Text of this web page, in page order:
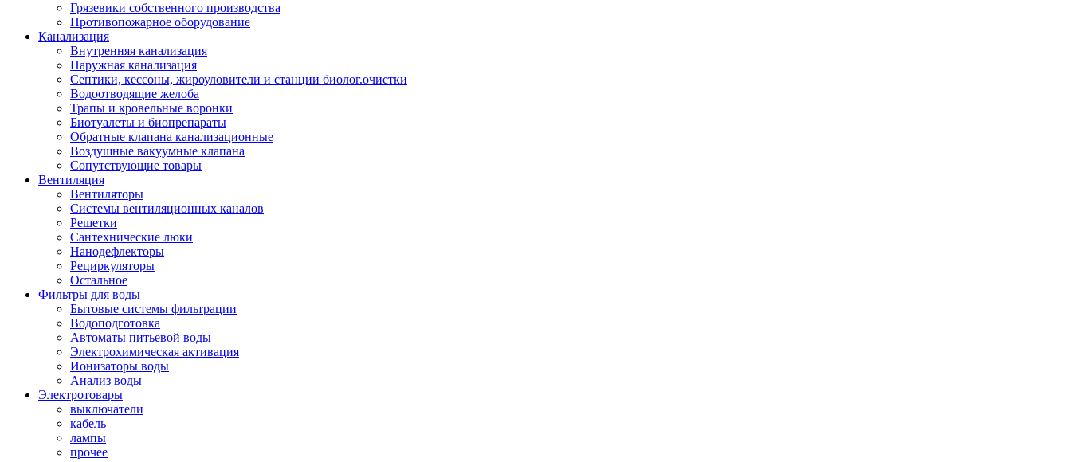
Грязевики собственного производства
Противопожарное оборудование
Канализация
Внутренняя канализация
Наружная канализация
Септики, кессоны, жироуловители и станции биолог.очистки
Водоотводящие желоба
Трапы и кровельные воронки
Биотуалеты и биопрепараты
Обратные клапана канализационные
Воздушные вакуумные клапана
Сопутствующие товары
Вентиляция
Вентиляторы
Системы вентиляционных каналов
Решетки
Сантехнические люки
Нанодефлекторы
Рециркуляторы
Остальное
Фильтры для воды
Бытовые системы фильтрации
Водоподготовка
Автоматы питьевой воды
Электрохимическая активация
Ионизаторы воды
Анализ воды
Электротовары
выключатели
кабель
лампы
прочее